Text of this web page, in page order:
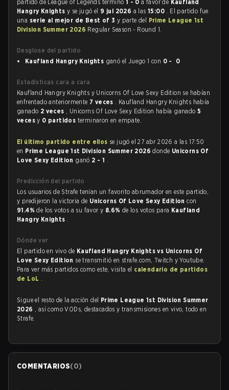
partido de League of Legends terminó 1 - 0 a favor de Kaufland
Hangry Knightsy se jugó el 9 jul 2026 a las15:00 . El partido fue
una serie al mejor de Best of 3 y parte del Prime League 1st
Division Summer 2026 Regular Season - Round 1.
Desglose del partido
Kaufland Hangry Knights ganó el Juego 1 con 0 - 0
Estadísticas cara a cara
Kaufland Hangry Knights y Unicorns Of Love Sexy Edition se habían
enfrentado anteriormente 7 veces . Kaufland Hangry Knights había
ganado 2 veces , Unicorns Of Love Sexy Edition había ganado5
vecesy 0 partidos terminaron en empate.
El último partido entre ellos se jugó el 27 abr 2026 a las 17:50
en Prime League 1st Division Summer 2026donde Unicorns Of
Love Sexy Edition ganó 2 - 1 .
Predicción del partido
Los usuarios de Strafe tenían un favorito abrumador en este partido,
y predijeron la victoria de Unicorns Of Love Sexy Editioncon
91.4%de los votos a su favor y 8.6% de los votos para Kaufland
Hangry Knights .
Dónde ver
El partido en vivo de Kaufland Hangry Knights vs Unicorns Of
Love Sexy Edition se transmitió en strafe.com, Twitch y Youtube.
Para ver más partidos como este, visita el calendario de partidos
de LoL .
Sigue el resto de la acción del Prime League 1st Division Summer
2026 , así como VODs, destacados y transmisiones en vivo, todo en
Strafe.
COMENTARIOS(0)